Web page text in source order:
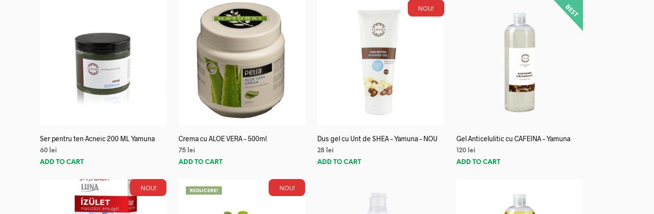
Ser pentru ten Acneic 200 ML Yamuna
60 lei
ADD TO CART
Crema cu ALOE VERA – 500ml
75 lei
ADD TO CART
NOU!
Dus gel cu Unt de SHEA – Yamuna – NOU
28 lei
ADD TO CART
Gel Anticelulitic cu CAFEINA – Yamuna
120 lei
ADD TO CART
NOU! NOU!
REDUCERE!